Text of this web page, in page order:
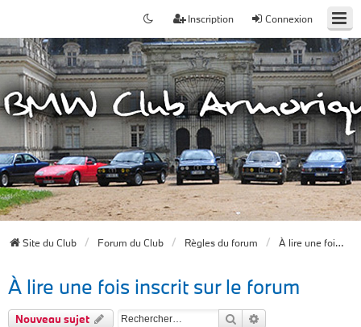
Connexion
Inscription
Site du Club Forum du Club Règles du forum À lire une fois inscrit sur le forum
À lire une fois inscrit sur le forum
Nouveau sujet Rechercher